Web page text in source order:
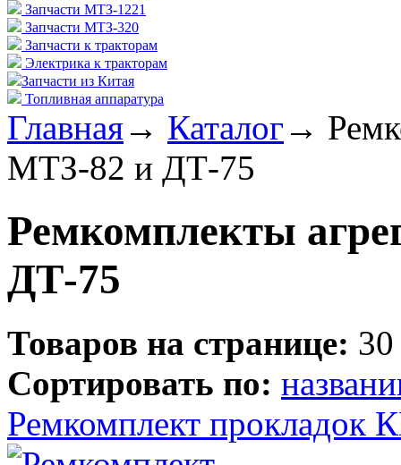
Запчасти МТЗ-1221
Запчасти МТЗ-320
Запчасти к тракторам
Электрика к тракторам
Запчасти из Китая
Топливная аппаратура
Главная→ Каталог →
МТЗ-82 и ДТ-75
Ремкомплекты
ДТ-75
Товаров на странице: 30
Сортировать по:
Ремкомплект прокладок